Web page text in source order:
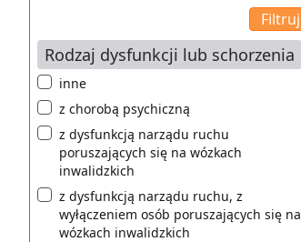
Rodzaj dysfunkcji lub schorzenia
inne
z chorobą psychiczną
z dysfunkcją narządu ruchu
poruszających się na wózkach
inwalidzkich
z dysfunkcją narządu ruchu, z
wyłączeniem osób poruszających się na
wózkach inwalidzkich